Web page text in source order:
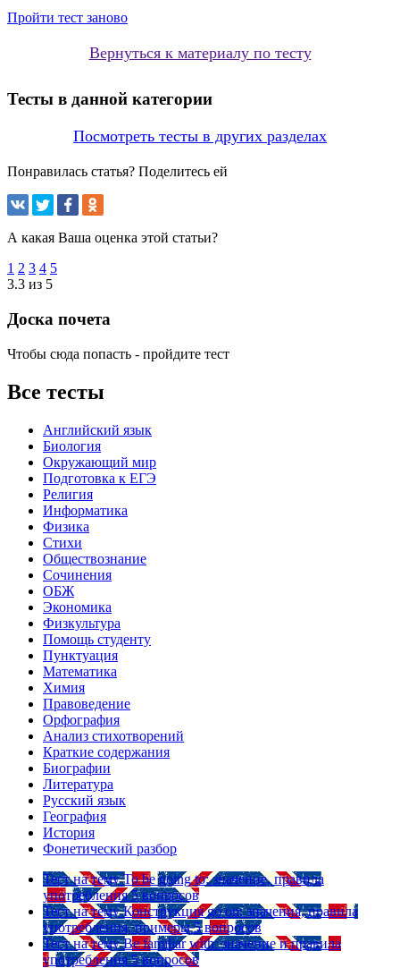
Пройти тест заново
Вернуться к материалу по тесту
Тесты в данной категории
Посмотреть тесты в других разделах
Понравилась статья? Поделитесь ей
А какая Ваша оценка этой статьи?
1 2 3 4 5
3.3 из 5
Доска почета
Чтобы сюда попасть - пройдите тест
Все тесты
Английский язык
Биология
Окружающий мир
Подготовка к ЕГЭ
Религия
Информатика
Физика
Стихи
Обществознание
Сочинения
ОБЖ
Экономика
Физкультура
Помощь студенту
Пунктуация
Математика
Химия
Правоведение
Орфография
Анализ стихотворений
Краткие содержания
Биографии
Литература
Русский язык
География
История
Фонетический разбор
Тест на тему To be going to: значение, правила
употребления 5 вопросов
Тест на тему Конструкция go on: значения, правила
употребления, примеры 5 вопросов
Тест на тему Be familiar with: значение и правила
употребления 5 вопросов